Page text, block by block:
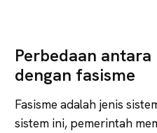
Perbedaan
dengan fasisme
Fasisme adalah jenis
sistem ini, pemerintah